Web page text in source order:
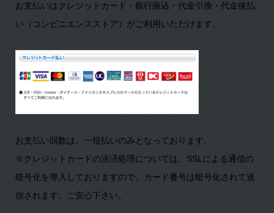
お支払いはクレジットカード・銀行振込・代金引換・代金後払
い（コンビニエンスストア）がご利用いただけます。
お支払い回数は、一括払いのみとなっております。
※クレジットカードの決済処理については、SSLによる通信の
暗号化を導入しておりますので、カード番号は暗号化されて送
信されます。ご安心下さい。